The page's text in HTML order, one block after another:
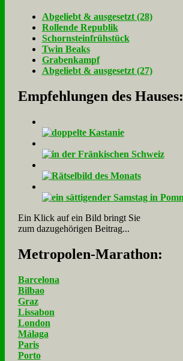
Ab­ge­liebt & aus­ge­setzt (28)
Rol­len­de Re­pu­blik
Schorn­stein­früh­stück
Twin Beaks
Gra­ben­kampf
Ab­ge­liebt & aus­ge­setzt (27)
Empfehlungen des Hauses:
Ein Klick auf ein Bild bringt Sie
zum dazugehörigen Beitrag...
Me­tro­po­len-Ma­ra­thon:
Barcelona
Bilbao
Graz
Lissabon
London
Málaga
Paris
Porto